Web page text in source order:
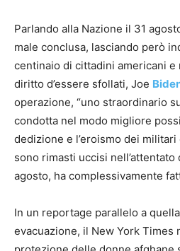
Parlando alla Nazione il 31
male conclusa, lasciando però
centinaio di cittadini americani e
diritto d’essere sfollati, Joe
operazione, “uno straordinario
condotta nel modo migliore
dedizione e l’eroismo dei
sono rimasti uccisi nell’attentato
agosto, ha complessivamente
In un reportage parallelo a
evacuazione, il New York Times